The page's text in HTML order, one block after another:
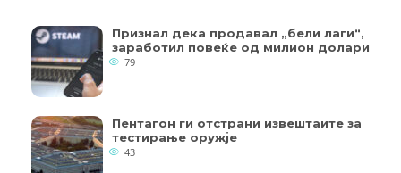
Признал дека продавал „бели лаги“,
заработил повеќе од милион долари
79
Пентагон ги отстрани извештаите за
тестирање оружје
43